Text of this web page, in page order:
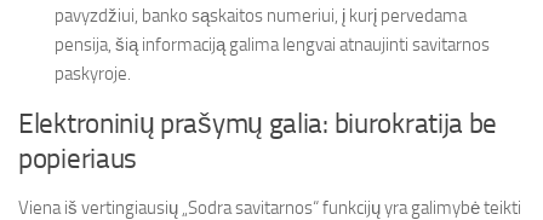
pavyzdžiui, banko sąskaitos numeriui, į kurį pervedama
pensija, šią informaciją galima lengvai atnaujinti savitarnos
paskyroje.
Elektroninių prašymų galia: biurokratija be
popieriaus
Viena iš vertingiausių „Sodra savitarnos“ funkcijų yra galimybė teikti